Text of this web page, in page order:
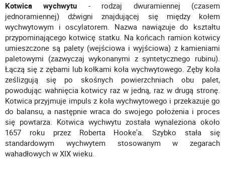
Kotwica wychwytu - rodzaj dwuramiennej (czasem
jednoramiennej) dźwigni znajdującej się między kołem
wychwytowym i oscylatorem. Nazwa nawiązuje do kształtu
przypominającego kotwicę statku. Na końcach ramion kotwicy
umieszczone są palety (wejściowa i wyjściowa) z kamieniami
paletowymi (zazwyczaj wykonanymi z syntetycznego rubinu).
Łączą się z zębami lub kołkami koła wychwytowego. Zęby koła
ześlizgują się po skośnych powierzchniach obu palet,
powodując wahnięcia kotwicy raz w jedną, raz w drugą stronę.
Kotwica przyjmuje impuls z koła wychwytowego i przekazuje go
do balansu, a następnie wraca do swojego położenia i proces
się powtarza. Kotwica wychwytu została wynaleziona około
1657 roku przez Roberta Hooke'a. Szybko stała się
standardowym wychwytem stosowanym w zegarach
wahadłowych w XIX wieku.